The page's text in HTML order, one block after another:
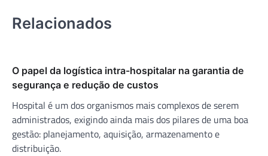
Relacionados
O papel da logística intra-hospitalar na garantia de
segurança e redução de custos
Hospital é um dos organismos mais complexos de serem
administrados, exigindo ainda mais dos pilares de uma boa
gestão: planejamento, aquisição, armazenamento e
distribuição.